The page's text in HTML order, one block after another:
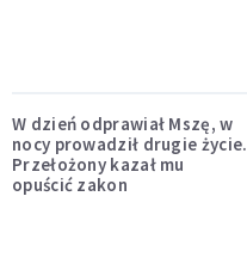
W dzień odprawiał Mszę, w
nocy prowadził drugie życie.
Przełożony kazał mu
opuścić zakon